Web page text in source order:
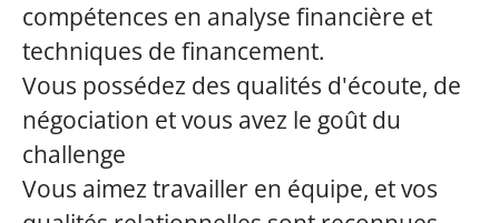
compétences en analyse financière et
techniques de financement.
Vous possédez des qualités d'écoute, de
négociation et vous avez le goût du
challenge
Vous aimez travailler en équipe, et vos